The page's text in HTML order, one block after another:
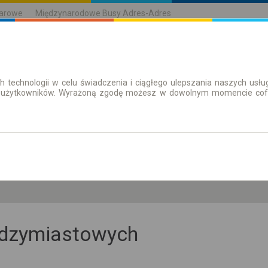
Międzynarodowe Busy Adres-Adres
| Bilety Bilety okresowe
technologii w celu świadczenia i ciągłego ulepszania naszych
Wyrażoną zgodę możesz w dowolnym momencie